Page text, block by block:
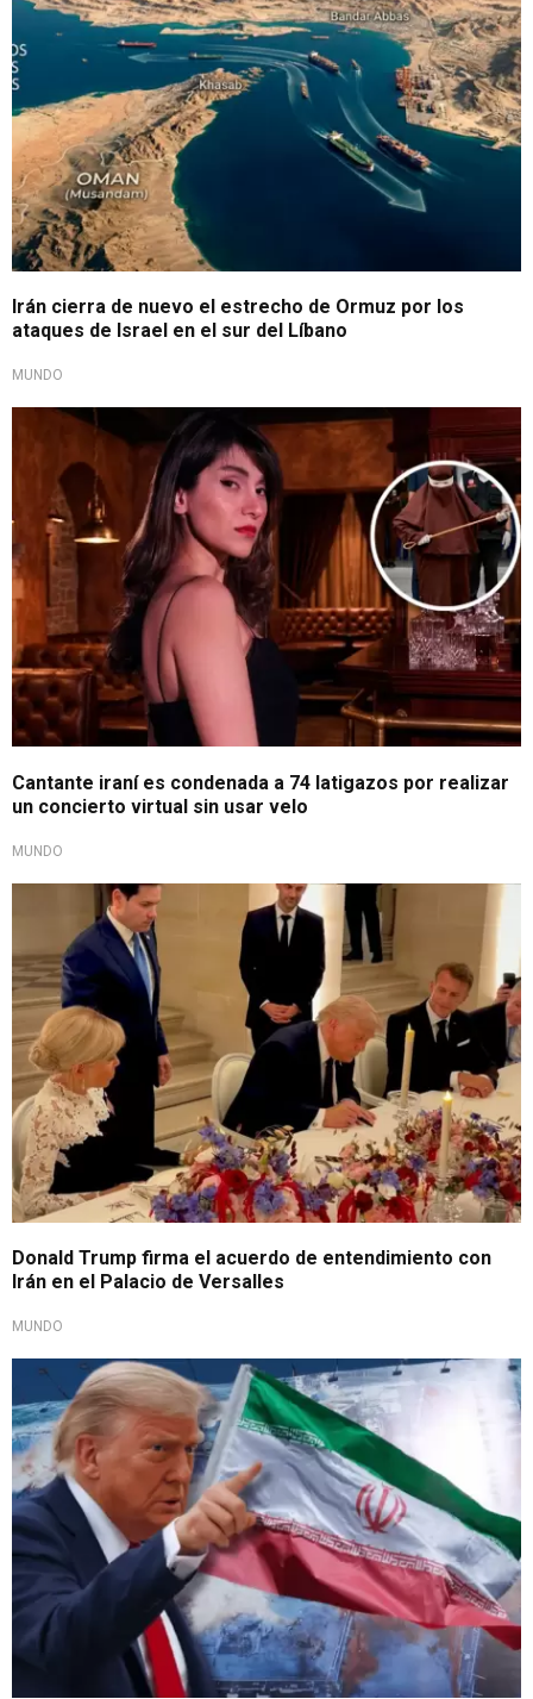
Irán cierra de nuevo el estrecho de Ormuz por los
ataques de Israel en el sur del Líbano
MUNDO
Represión judicial
Cantante iraní es condenada a 74 latigazos por realizar
un concierto virtual sin usar velo
MUNDO
Alto al fuego
Donald Trump firma el acuerdo de entendimiento con
Irán en el Palacio de Versalles
MUNDO
Memorándum se firma este viernes